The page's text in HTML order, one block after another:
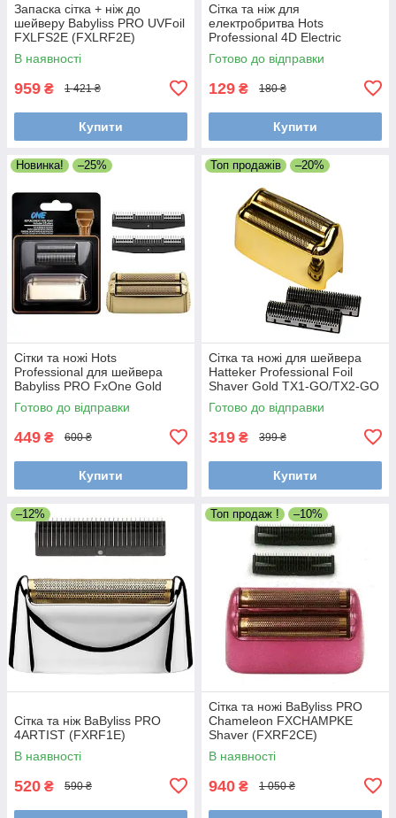
Запаска сітка + ніж до
шейверу Babyliss PRO UVFoil
FXLFS2E (FXLRF2E)
В наявності
959 ₴ 1 421 ₴
Купити
Сітка та ніж для
електробритва Hots
Professional 4D Electric
Shaver LK-1900 (LK-1900-
001)
Готово до відправки
129 ₴ 180 ₴
Купити
Новинка! –25%
Сітки та ножі Hots
Professional для шейвера
Babyliss PRO FxOne Gold
FX79FSGE (HP-FX79RF2GE)
Готово до відправки
449 ₴ 600 ₴
Купити
Топ продажів –20%
Сітка та ножі для шейвера
Hatteker Professional Foil
Shaver Gold TX1-GO/TX2-GO
(TX2-02-GO)
Готово до відправки
319 ₴ 399 ₴
Купити
–12%
Сітка та ніж BaByliss PRO
4ARTIST (FXRF1E)
В наявності
520 ₴ 590 ₴
Топ продаж ! –10%
Сітка та ножі BaByliss PRO
Chameleon FXCHAMPKE
Shaver (FXRF2CE)
В наявності
940 ₴ 1 050 ₴